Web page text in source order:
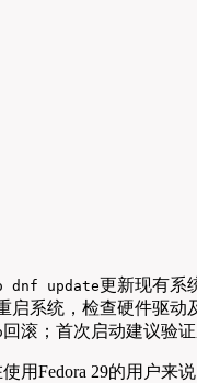
dnf update更新现有系
系统，检查硬件驱
回滚；首次启动建议验
Fedora 29的用户